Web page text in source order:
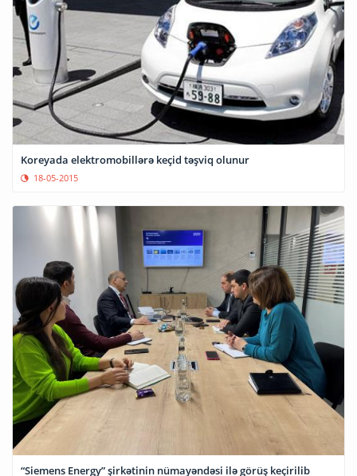
Koreyada elektromobillərə keçid təşviq olunur
18-05-2015
“Siemens Energy” şirkətinin nümayəndəsi ilə görüş keçirilib